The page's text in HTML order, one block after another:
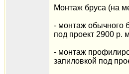
Монтаж бруса (на
- монтаж обычного
под проект 2900 р.
- монтаж
запиловкой под